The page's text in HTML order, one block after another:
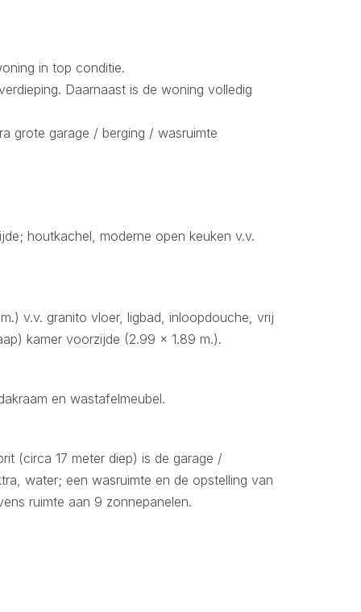
in top conditie.
Daarnaast is de woning volledig
grote garage / berging / wasruimte
houtkachel, moderne open keuken v.v.
v.v. granito vloer, ligbad, inloopdouche, vrij
kamer voorzijde (2.99 x 1.89 m.).
en wastafelmeubel.
(circa 17 meter diep) is de garage /
water; een wasruimte en de opstelling van
ruimte aan 9 zonnepanelen.